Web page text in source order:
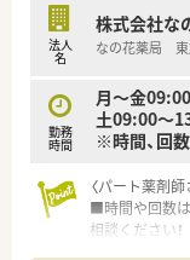
法人
名
株式会社な
なの花薬局
勤務
時間
月～金
土09:00～
※時間、回
〈パート薬剤
■時間や回数
相談ください！